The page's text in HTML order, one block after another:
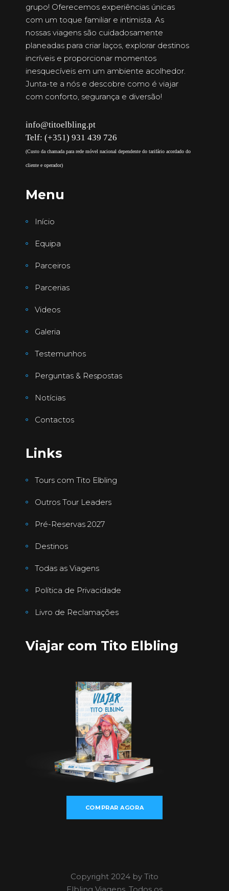
grupo! Oferecemos experiências únicas
com um toque familiar e intimista. As
nossas viagens são cuidadosamente
planeadas para criar laços, explorar destinos
incríveis e proporcionar momentos
inesquecíveis em um ambiente acolhedor.
Junta-te a nós e descobre como é viajar
com conforto, segurança e diversão!
info@titoelbling.pt
Telf: (+351) 931 439 726
(Custo da chamada para rede móvel nacional dependente do tarifário acordado do
cliente e operador)
Menu
Início
Equipa
Parceiros
Parcerias
Videos
Galeria
Testemunhos
Perguntas & Respostas
Notícias
Contactos
Links
Tours com Tito Elbling
Outros Tour Leaders
Pré-Reservas 2027
Destinos
Todas as Viagens
Política de Privacidade
Livro de Reclamações
Viajar com Tito Elbling
COMPRAR AGORA
Copyright 2024 by Tito